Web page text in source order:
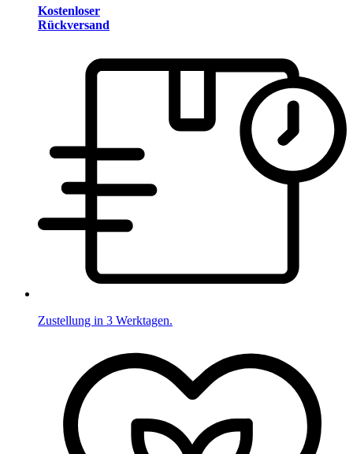
Kostenloser
Rückversand
Zustellung in 3 Werktagen.